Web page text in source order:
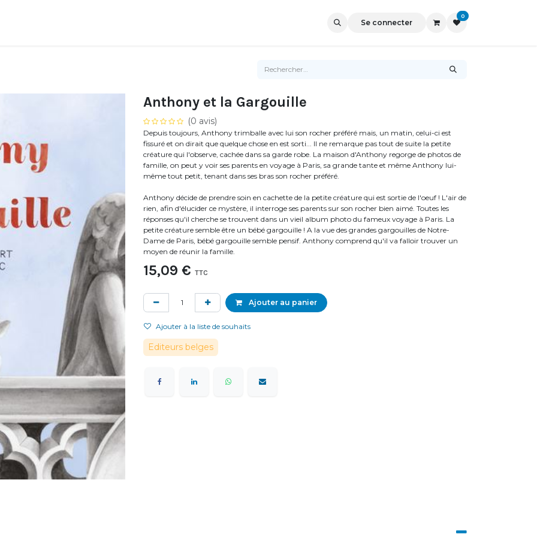
Se connecter
0
Anthony et la Gargouille
(0 avis)
Depuis toujours, Anthony trimballe avec lui son rocher préféré mais, un matin, celui-ci est
fissuré et on dirait que quelque chose en est sorti... Il ne remarque pas tout de suite la petite
créature qui l'observe, cachée dans sa garde robe. La maison d'Anthony regorge de photos de
famille, on peut y voir ses parents en voyage à Paris, sa grande tante et même Anthony lui-
même tout petit, tenant dans ses bras son rocher préféré.
Anthony décide de prendre soin en cachette de la petite créature qui est sortie de l'oeuf ! L'air de
rien, afin d'élucider ce mystère, il interroge ses parents sur son rocher bien aimé. Toutes les
réponses qu'il cherche se trouvent dans un vieil album photo du fameux voyage à Paris. La
petite créature semble être un bébé gargouille ! A la vue des grandes gargouilles de Notre-
Dame de Paris, bébé gargouille semble pensif. Anthony comprend qu'il va falloir trouver un
moyen de réunir la famille.
15,09 € TTC
Ajouter au panier
Ajouter à la liste de souhaits
Editeurs belges